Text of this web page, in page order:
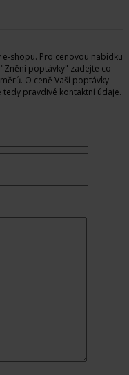
shopu. Pro cenovou nabídku
poptávky" zadejte co
O ceně Vaší poptávky
pravdivé kontaktní údaje.